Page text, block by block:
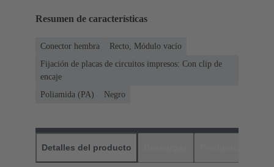
Resumen de características
Conector hembra
Recto, Módulo vacío
Fijación de placas de circuitos impresos: Con clip de
encaje
Poliamida (PA)
Negro
Detalles del producto